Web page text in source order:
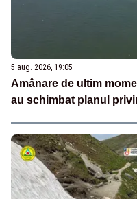
5 aug. 2026, 19:05
Amânare de ultim
au schimbat planul